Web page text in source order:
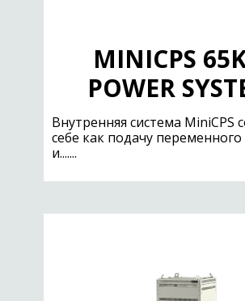
MINICPS
POWER
Внутренняя система MiniCPS
себе как подачу переменного
и.......